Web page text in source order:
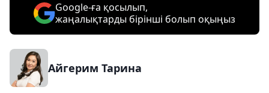
Google-ға қосылып,
жаңалықтарды бірінші болып оқыңыз
Айгерим Тарина